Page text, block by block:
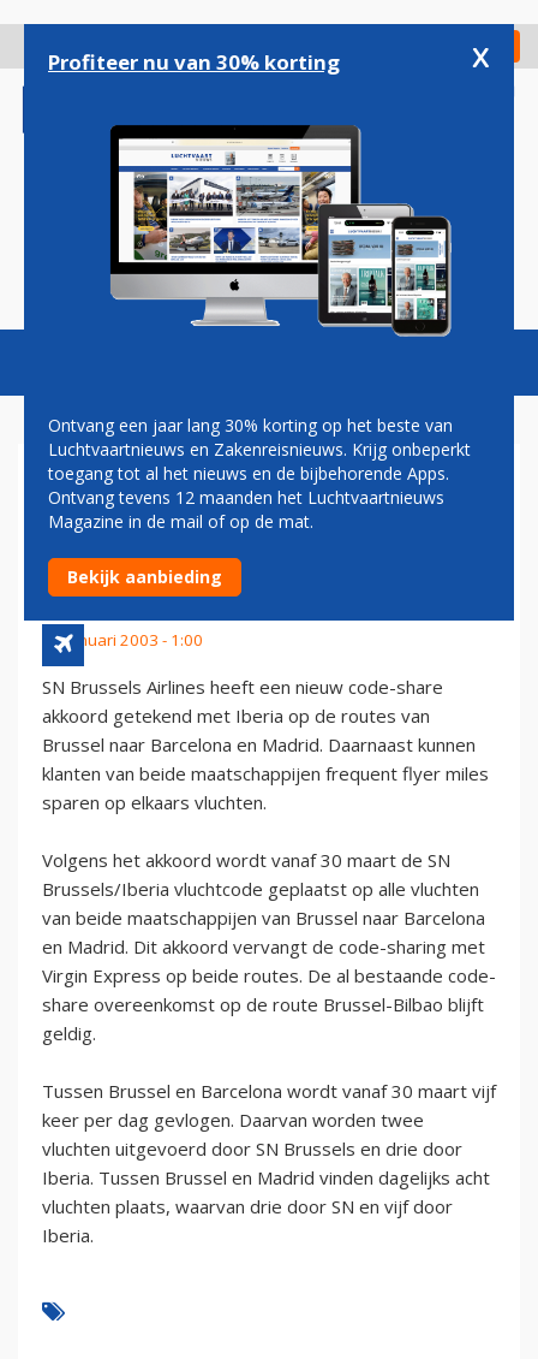
gaan
Check in
Magazine Podcasts Vacatures
SN BRUSSELS AIRLINES SLUIT
CODE-SHARE AKKOORD MET
IBERIA
21 januari 2003 - 1:00
SN Brussels Airlines heeft een nieuw code-share
akkoord getekend met Iberia op de routes van
Brussel naar Barcelona en Madrid. Daarnaast kunnen
klanten van beide maatschappijen frequent flyer miles
sparen op elkaars vluchten.
Volgens het akkoord wordt vanaf 30 maart de SN
Brussels/Iberia vluchtcode geplaatst op alle vluchten
van beide maatschappijen van Brussel naar Barcelona
en Madrid. Dit akkoord vervangt de code-sharing met
Virgin Express op beide routes. De al bestaande code-
share overeenkomst op de route Brussel-Bilbao blijft
geldig.
Tussen Brussel en Barcelona wordt vanaf 30 maart vijf
keer per dag gevlogen. Daarvan worden twee
vluchten uitgevoerd door SN Brussels en drie door
Iberia. Tussen Brussel en Madrid vinden dagelijks acht
vluchten plaats, waarvan drie door SN en vijf door
Iberia.
Profiteer nu van 30% korting x
Ontvang een jaar lang 30% korting op het beste van
Luchtvaartnieuws en Zakenreisnieuws. Krijg onbeperkt
toegang tot al het nieuws en de bijbehorende Apps.
Ontvang tevens 12 maanden het Luchtvaartnieuws
Magazine in de mail of op de mat.
Bekijk aanbieding